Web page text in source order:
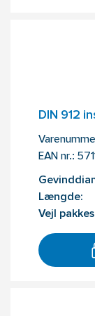
DIN 912
EAN nr.:
Længde:
Vejl